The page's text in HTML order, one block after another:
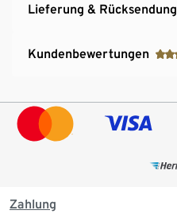
Lieferung & Rücksendung
Kundenbewertungen
Zahlung